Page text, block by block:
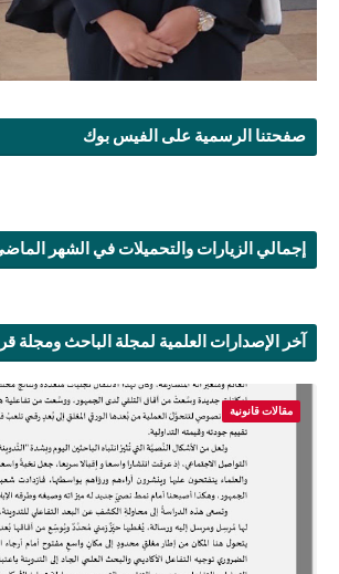
صفحتنا الرسمية على الفيس بوك
إجمالي الزيارات والتحميلات في الشهر
آخر الإصدارات العلمية لمجلة الباحث ومجلة
مقالات قانونية